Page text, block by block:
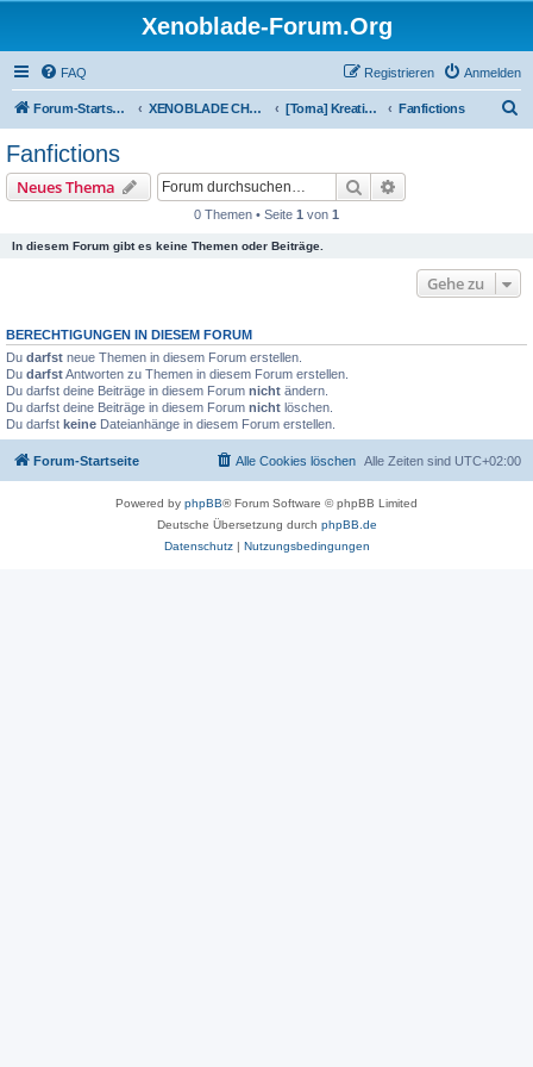
Xenoblade-Forum.Org
FAQ Anmelden
Registrieren
Forum-Startseite XENOBLADE CHRONICLES 2: TORNA - THE GOLDEN COUNTRY [Torna] Kreativitätskabinett Fanfictions
Fanfictions
Neues Thema Suche
0 Themen • Seite 1 von 1
In diesem Forum gibt es keine Themen oder Beiträge.
Gehe zu
BERECHTIGUNGEN IN DIESEM FORUM
Du darfst neue Themen in diesem Forum erstellen.
Du darfstAntworten zu Themen in diesem Forum erstellen.
Du darfst deine Beiträge in diesem Forum nicht ändern.
Du darfst deine Beiträge in diesem Forum nicht löschen.
Du darfst keine Dateianhänge in diesem Forum erstellen.
Forum-Startseite Alle Zeiten sind UTC+02:00
Alle Cookies löschen
Powered by phpBB® Forum Software © phpBB Limited
Deutsche Übersetzung durch phpBB.de
Datenschutz| Nutzungsbedingungen